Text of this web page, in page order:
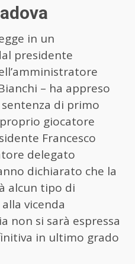
in un
presidente
– ha appreso
di primo
giocatore
Francesco
delegato
dichiarato che la
alcun tipo di
vicenda
non si sarà espressa
in ultimo grado